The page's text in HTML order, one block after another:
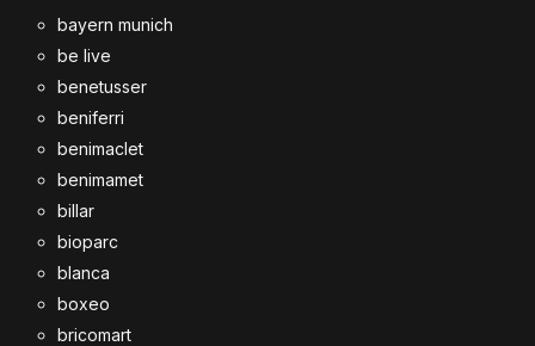
bayern munich
be live
benetusser
beniferri
benimaclet
benimamet
billar
bioparc
blanca
boxeo
bricomart